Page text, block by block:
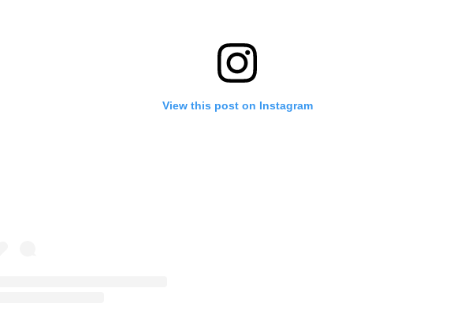
View this post on Instagram